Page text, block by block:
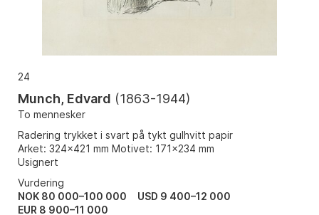
24
Munch, Edvard (1863-1944)
To mennesker
Radering trykket i svart på tykt gulhvitt papir
Arket: 324x421 mm Motivet: 171x234 mm
Usignert
Vurdering
NOK 80 000–100 000
USD 9 400–12 000
EUR 8 900–11 000